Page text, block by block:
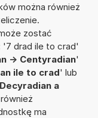
można również
zostać
'7 drad ile to crad'
-> Centyradian'
ile to crad' lub
Decyradian a
ma